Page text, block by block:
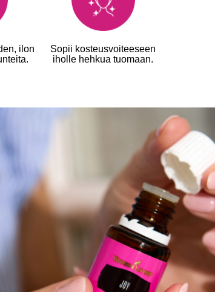
ilon
Sopii kosteusvoiteeseen
iholle hehkua tuomaan.